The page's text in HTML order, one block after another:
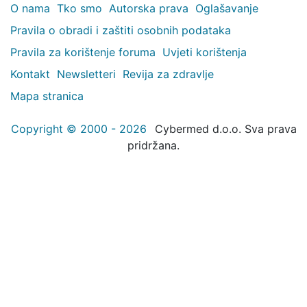
O nama Tko smo Autorska prava Oglašavanje
Pravila o obradi i zaštiti osobnih podataka
Pravila za korištenje foruma Uvjeti korištenja
Kontakt Newsletteri Revija za zdravlje
Mapa stranica
Copyright © 2000 - 2026
Cybermed d.o.o. Sva prava
pridržana.